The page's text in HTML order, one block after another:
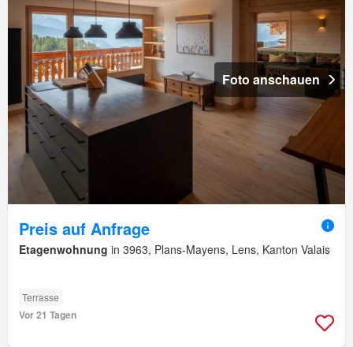
Foto anschauen
Preis auf Anfrage
Etagenwohnung in 3963, Plans-Mayens, Lens, Kanton Valais
Terrasse
Vor 21 Tagen